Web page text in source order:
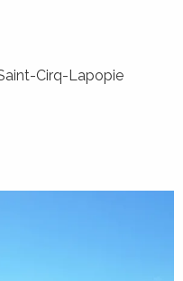
Cirq-Lapopie